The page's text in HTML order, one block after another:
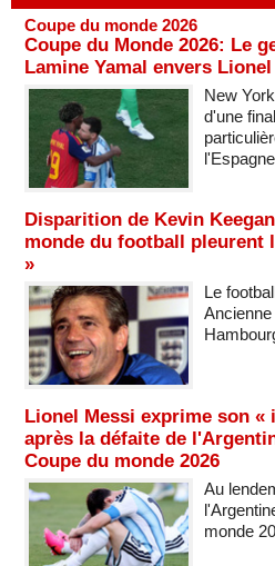
Coupe du monde 2026
Coupe du Monde 2026: Le
Lamine Yamal envers
New
d'une
Disparition de Kevin
monde du football pleurent
»
Le
Lionel Messi exprime son «
après la défaite de
Coupe du monde 2026
Au
monde